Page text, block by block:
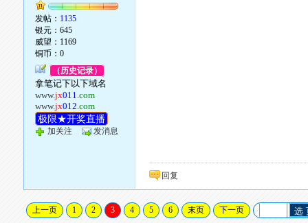
发帖： 1135
银元：645
威望：1169
铜币：0
（历史记录）
拿笔记下以下域名
www.jx011.com
www.jx012.com
极限★开奖直播
加关注 发消息
回复
上一页 1 2 3 4 5 6 末页 下一页 选